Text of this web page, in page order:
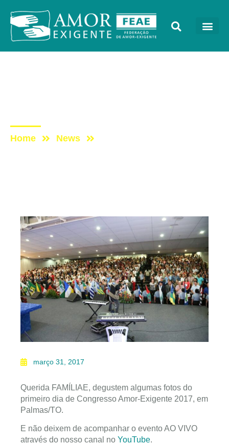
Home News
março 31, 2017
Querida FAMÍLIAE, degustem algumas fotos do
primeiro dia de Congresso Amor-Exigente 2017, em
Palmas/TO.
E não deixem de acompanhar o evento AO VIVO
através do nosso canal no YouTube.